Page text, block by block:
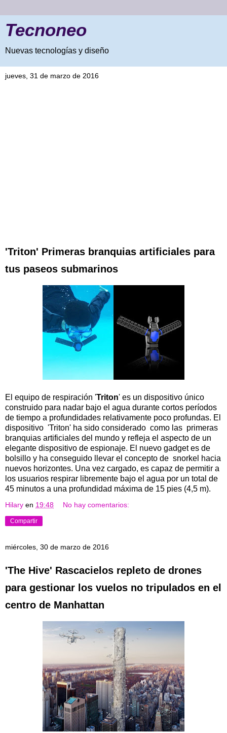
Tecnoneo
Nuevas tecnologías y diseño
jueves, 31 de marzo de 2016
'Triton' Primeras branquias artificiales para
tus paseos submarinos
El equipo de respiración 'Triton' es un dispositivo único
construido para nadar bajo el agua durante cortos períodos
de tiempo a profundidades relativamente poco profundas. El
dispositivo 'Triton' ha sido considerado como las primeras
branquias artificiales del mundo y refleja el aspecto de un
elegante dispositivo de espionaje. El nuevo gadget es de
bolsillo y ha conseguido llevar el concepto de snorkel hacia
nuevos horizontes. Una vez cargado, es capaz de permitir a
los usuarios respirar libremente bajo el agua por un total de
45 minutos a una profundidad máxima de 15 pies (4,5 m).
Hilary en 19:48 No hay comentarios:
Compartir
miércoles, 30 de marzo de 2016
'The Hive' Rascacielos repleto de drones
para gestionar los vuelos no tripulados en el
centro de Manhattan